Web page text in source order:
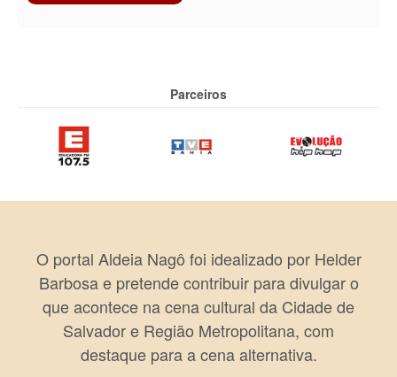
Parceiros
O portal Aldeia Nagô foi idealizado por Helder
Barbosa e pretende contribuir para divulgar o
que acontece na cena cultural da Cidade de
Salvador e Região Metropolitana, com
destaque para a cena alternativa.